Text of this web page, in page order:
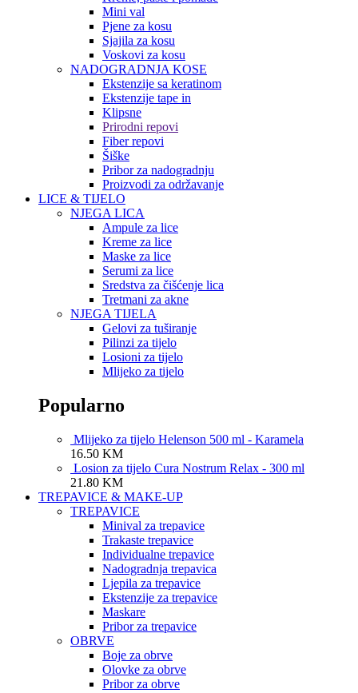
Mini val
Pjene za kosu
Sjajila za kosu
Voskovi za kosu
NADOGRADNJA KOSE
Ekstenzije sa keratinom
Ekstenzije tape in
Klipsne
Prirodni repovi
Fiber repovi
Šiške
Pribor za nadogradnju
Proizvodi za održavanje
LICE & TIJELO
NJEGA LICA
Ampule za lice
Kreme za lice
Maske za lice
Serumi za lice
Sredstva za čišćenje lica
Tretmani za akne
NJEGA TIJELA
Gelovi za tuširanje
Pilinzi za tijelo
Losioni za tijelo
Mlijeko za tijelo
Popularno
Mlijeko za tijelo Helenson 500 ml - Karamela
16.50 KM
Losion za tijelo Cura Nostrum Relax - 300 ml
21.80 KM
TREPAVICE & MAKE-UP
TREPAVICE
Minival za trepavice
Trakaste trepavice
Individualne trepavice
Nadogradnja trepavica
Ljepila za trepavice
Ekstenzije za trepavice
Maskare
Pribor za trepavice
OBRVE
Boje za obrve
Olovke za obrve
Pribor za obrve